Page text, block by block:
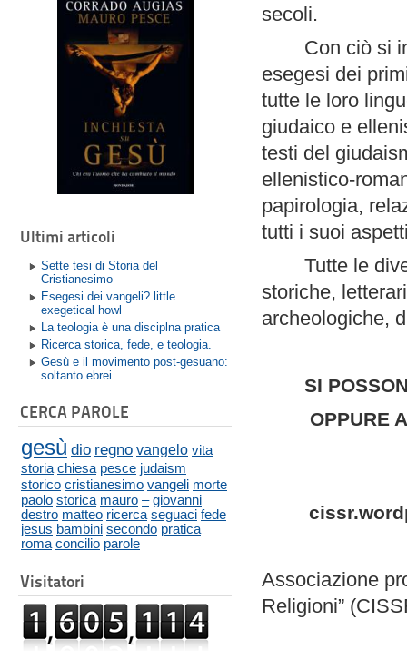
Ultimi articoli
Sette tesi di Storia del
Cristianesimo
Esegesi dei vangeli? little
exegetical howl
La teologia è una disciplna pratica
Ricerca storica, fede, e teologia.
Gesù e il movimento post-gesuano:
soltanto ebrei
CERCA PAROLE
gesù dio regno vangelo vita
storia chiesa pesce judaism
storico cristianesimo vangeli morte
paolo storica mauro – giovanni
destro matteo ricerca seguaci fede
jesus bambini secondo pratica
roma concilio parole
Visitatori
secoli.
Con ciò si
esegesi dei
tutte le loro
giudaico e
testi del
ellenistico-
papirologia,
tutti i suoi
Tutte le
storiche,
archeologiche,
SI
OPPURE
Associazione
Religioni”